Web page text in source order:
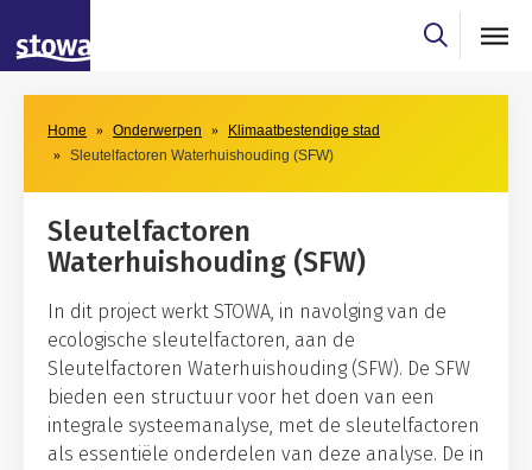
Skip to main content
Skip to main nav
Home Onderwerpen
Klimaatbestendige stad
Sleutelfactoren Waterhuishouding (SFW)
Sleutelfactoren
Waterhuishouding (SFW)
In dit project werkt STOWA, in navolging van de
ecologische sleutelfactoren, aan de
Sleutelfactoren Waterhuishouding (SFW). De SFW
bieden een structuur voor het doen van een
integrale systeemanalyse, met de sleutelfactoren
als essentiële onderdelen van deze analyse. De in